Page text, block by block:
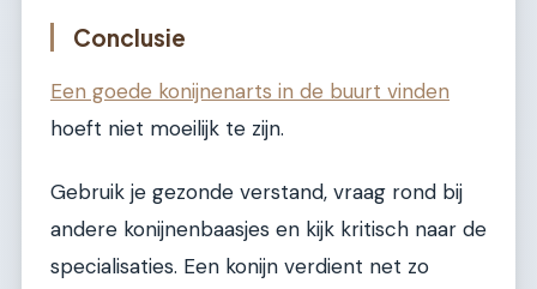
Conclusie
Een goede konijnenarts in de buurt vinden
hoeft niet moeilijk te zijn.
Gebruik je gezonde verstand, vraag rond bij
andere konijnenbaasjes en kijk kritisch naar de
specialisaties. Een konijn verdient net zo